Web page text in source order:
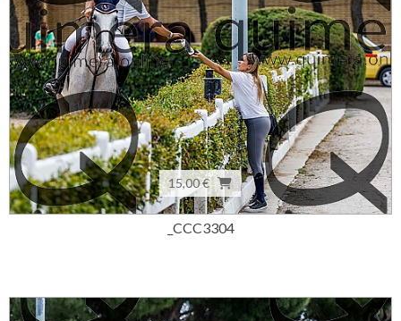
15,00 €
_CCC3304